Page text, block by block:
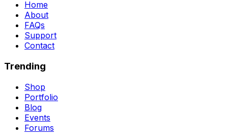
Home
About
FAQs
Support
Contact
Trending
Shop
Portfolio
Blog
Events
Forums